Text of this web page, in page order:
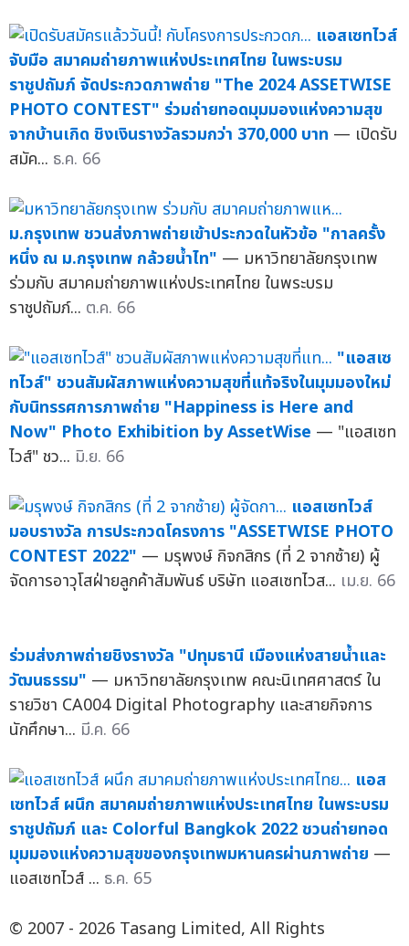
แอสเซทไวส์
จับมือ สมาคมถ่ายภาพแห่งประเทศไทย ในพระบรม
ราชูปถัมภ์ จัดประกวดภาพถ่าย "The 2024 ASSETWISE
PHOTO CONTEST" ร่วมถ่ายทอดมุมมองแห่งความสุข
จากบ้านเกิด ชิงเงินรางวัลรวมกว่า 370,000 บาท — เปิดรับ
สมัค... ธ.ค. 66
ม.กรุงเทพ ชวนส่งภาพถ่ายเข้าประกวดในหัวข้อ "กาลครั้ง
หนึ่ง ณ ม.กรุงเทพ กล้วยน้ำไท" — มหาวิทยาลัยกรุงเทพ
ร่วมกับ สมาคมถ่ายภาพแห่งประเทศไทย ในพระบรม
ราชูปถัมภ์... ต.ค. 66
"แอสเซ
ทไวส์" ชวนสัมผัสภาพแห่งความสุขที่แท้จริงในมุมมองใหม่
กับนิทรรศการภาพถ่าย "Happiness is Here and
Now" Photo Exhibition by AssetWise — "แอสเซท
ไวส์" ชว... มิ.ย. 66
แอสเซทไวส์
มอบรางวัล การประกวดโครงการ "ASSETWISE PHOTO
CONTEST 2022" — มรุพงษ์ กิจกสิกร (ที่ 2 จากซ้าย) ผู้
จัดการอาวุโสฝ่ายลูกค้าสัมพันธ์ บริษัท แอสเซทไวส... เม.ย. 66
ร่วมส่งภาพถ่ายชิงรางวัล "ปทุมธานี เมืองแห่งสายน้ำและ
วัฒนธรรม" — มหาวิทยาลัยกรุงเทพ คณะนิเทศศาสตร์ ใน
รายวิชา CA004 Digital Photography และสายกิจการ
นักศึกษา... มี.ค. 66
แอส
เซทไวส์ ผนึก สมาคมถ่ายภาพแห่งประเทศไทย ในพระบรม
ราชูปถัมภ์ และ Colorful Bangkok 2022 ชวนถ่ายทอด
มุมมองแห่งความสุขของกรุงเทพมหานครผ่านภาพถ่าย —
แอสเซทไวส์ ... ธ.ค. 65
© 2007 - 2026 Tasang Limited, All Rights